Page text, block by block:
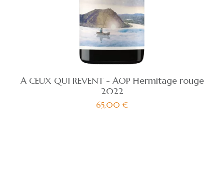
A CEUX QUI REVENT - AOP Hermitage rouge
2022
65,00€